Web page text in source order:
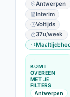
Antwerpen
Interim
Voltijds
37u/week
KOMT
OVEREEN
MET JE
FILTERS
Antwerpen